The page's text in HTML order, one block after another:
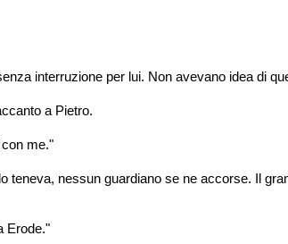
interruzione per lui. Non avevano idea di
a Pietro.
me."
teneva, nessun guardiano se ne accorse. Il
Erode."